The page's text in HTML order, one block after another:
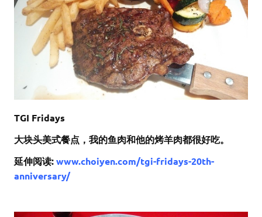
TGI Fridays
大块头美式餐点，我的鱼肉和他的烤羊肉都很好吃。
延伸阅读:www.choiyen.com/tgi-fridays-20th-
anniversary/